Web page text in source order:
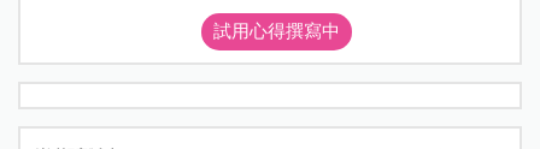
試用心得撰寫中